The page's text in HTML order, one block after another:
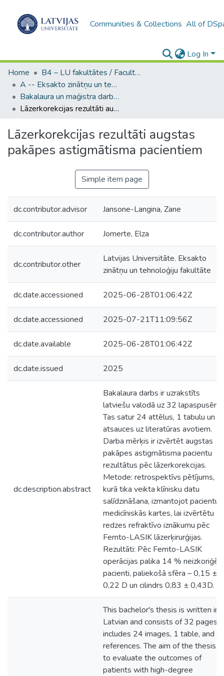
Communities & Collections All of
Log In
Home
B4 – LU fakultātes / Faculties of the UL
A -- Eksakto zinātņu un tehnoloģiju fakultāte / Faculty of Science and Technology
Bakalaura un maģistra darbi (EZTF) / Bachelor's and Master's theses
Lāzerkorekcijas rezultāti augstas pakāpes astigmātisma pacientiem
Lāzerkorekcijas rezultāti augstas
pakāpes astigmātisma pacientiem
Simple item page
dc.contributor.advisor Jansone-Langina, Zane
dc.contributor.author Jomerte, Elza
dc.contributor.other
Latvijas Universitāte. Eksakto
zinātņu un tehnoloģiju fakultāte
dc.date.accessioned 2025-06-28T01:06:42Z
dc.date.accessioned 2025-07-21T11:09:56Z
dc.date.available 2025-06-28T01:06:42Z
dc.date.issued 2025
dc.description.abstract
Bakalaura darbs ir uzrakstīts
latviešu valodā uz 32 lapaspusēm.
Tas satur 24 attēlus, 1 tabulu un
atsauces uz literatūras avotiem.
Darba mērķis ir izvērtēt augstas
pakāpes astigmātisma pacientu
rezultātus pēc lāzerkorekcijas.
Metode: retrospektīvs pētījums,
kurā tika veikta klīnisku datu
salīdzināšana, izmantojot pacientu
medicīniskās kartes, lai izvērtētu
redzes refraktīvo iznākumu pēc
Femto-LASIK lāzerķirurģijas.
Rezultāti: Pēc Femto-LASIK
operācijas palika 14 % neizkoriģēti
pacienti, paliekošā sfēra – 0,15 ±
0,22 D un cilindrs 0,83 ± 0,43D.
This bachelor's thesis is written in
Latvian and consists of 32 pages.
includes 24 images, 1 table, and
references. The aim of the thesis is
to evaluate the outcomes of
patients with high-degree